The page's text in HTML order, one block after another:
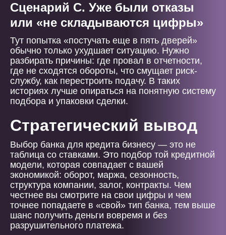
Сценарий C. Уже были отказы
или «не складываются цифры»
Тут попытка «постучать еще в пять дверей»
обычно только ухудшает ситуацию. Нужно
разбирать причины: где провал в отчетности,
где не сходятся обороты, что смущает риск-
службу, как перестроить подачу. В таких
историях лучше опираться на понятную систему
подбора и упаковки сделки.
Стратегический вывод
Выбор банка для кредита бизнесу — это не
таблица со ставками. Это подбор той кредитной
модели, которая совпадает с вашей
экономикой: оборот, маржа, сезонность,
структура компании, залог, контракты. Чем
честнее вы смотрите на свои цифры и чем
точнее попадаете в «свой» тип банка, тем выше
шанс получить деньги вовремя и без
разрушительного платежа.